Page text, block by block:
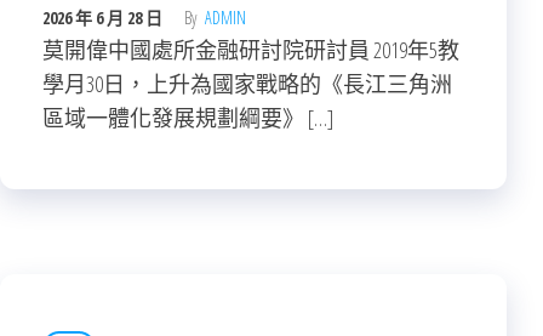
2026 年 6 月 28 日 By ADMIN
莫開偉中國處所金融研討院研討員 2019年5教
學月30日，上升為國家戰略的《長江三角洲
區域一體化發展規劃綱要》 […]